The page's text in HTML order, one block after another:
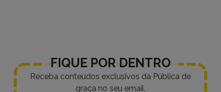
FIQUE POR DENTRO
Receba conteúdos exclusivos da Pública de
graça no seu email.